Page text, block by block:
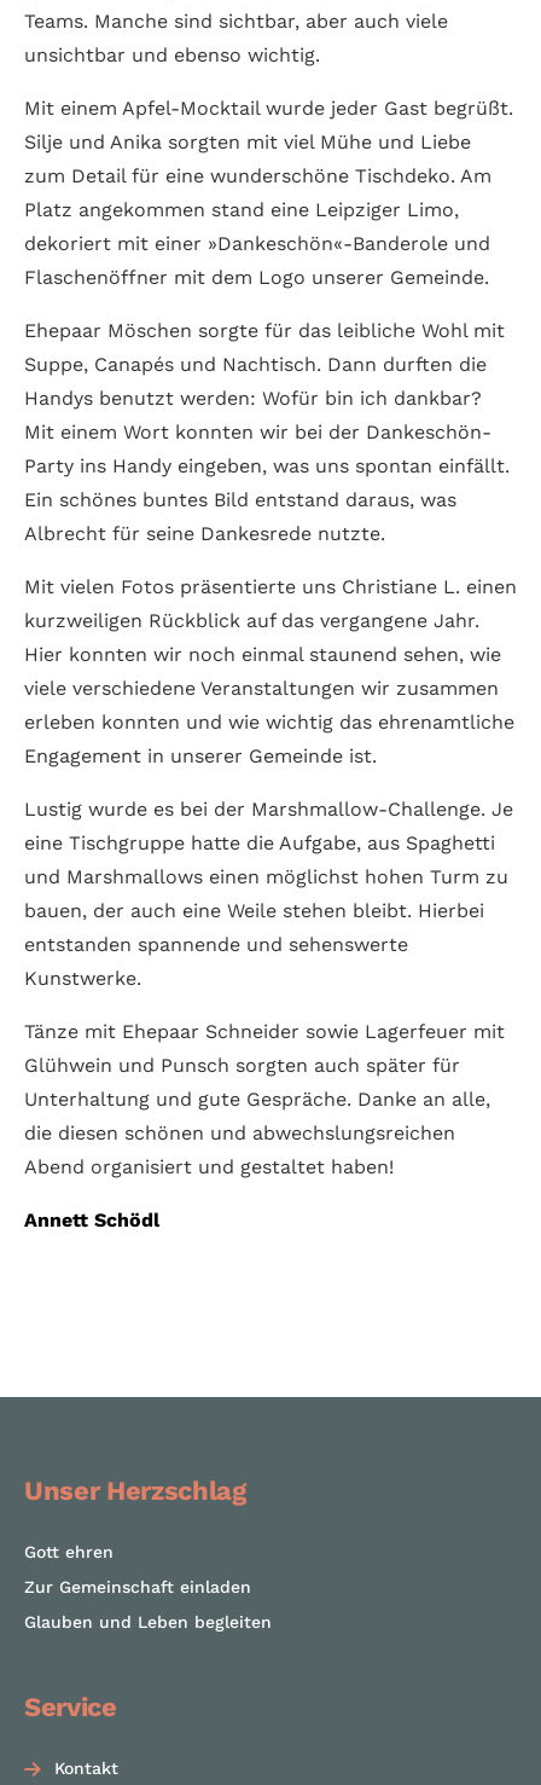
Teams. Manche sind sichtbar, aber auch viele
unsichtbar und ebenso wichtig.
Mit einem Apfel-Mocktail wurde jeder Gast begrüßt.
Silje und Anika sorgten mit viel Mühe und Liebe
zum Detail für eine wunderschöne Tischdeko. Am
Platz angekommen stand eine Leipziger Limo,
dekoriert mit einer »Dankeschön«-Banderole und
Flaschenöffner mit dem Logo unserer Gemeinde.
Ehepaar Möschen sorgte für das leibliche Wohl mit
Suppe, Canapés und Nachtisch. Dann durften die
Handys benutzt werden: Wofür bin ich dankbar?
Mit einem Wort konnten wir bei der Dankeschön-
Party ins Handy eingeben, was uns spontan einfällt.
Ein schönes buntes Bild entstand daraus, was
Albrecht für seine Dankesrede nutzte.
Mit vielen Fotos präsentierte uns Christiane L. einen
kurzweiligen Rückblick auf das vergangene Jahr.
Hier konnten wir noch einmal staunend sehen, wie
viele verschiedene Veranstaltungen wir zusammen
erleben konnten und wie wichtig das ehrenamtliche
Engagement in unserer Gemeinde ist.
Lustig wurde es bei der Marshmallow-Challenge. Je
eine Tischgruppe hatte die Aufgabe, aus Spaghetti
und Marshmallows einen möglichst hohen Turm zu
bauen, der auch eine Weile stehen bleibt. Hierbei
entstanden spannende und sehenswerte
Kunstwerke.
Tänze mit Ehepaar Schneider sowie Lagerfeuer mit
Glühwein und Punsch sorgten auch später für
Unterhaltung und gute Gespräche. Danke an alle,
die diesen schönen und abwechslungsreichen
Abend organisiert und gestaltet haben!
Annett Schödl
Unser Herzschlag
Gott ehren
Zur Gemeinschaft einladen
Glauben und Leben begleiten
Service
Kontakt